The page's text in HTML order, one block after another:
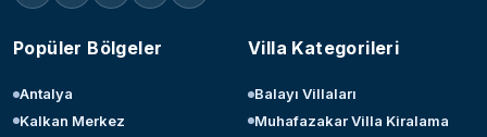
Popüler Bölgeler
Antalya
Kalkan Merkez
Villa Kategorileri
Balayı Villaları
Muhafazakar Villa Kiralama